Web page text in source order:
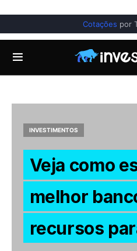
Cotações por
INVESTIMENTOS
Veja como
melhor
recursos